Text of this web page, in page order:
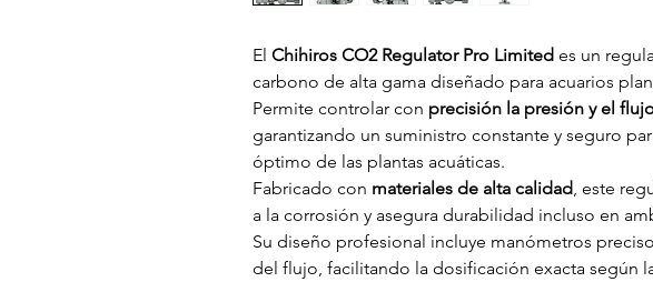
El Chihiros CO2 Regulator Pro Limited es un
carbono de alta gama diseñado para acuarios
Permite controlar con precisión la presión y el
garantizando un suministro constante y seguro
óptimo de las plantas acuáticas.
Fabricado con materiales de alta calidad, este
a la corrosión y asegura durabilidad incluso en
Su diseño profesional incluye manómetros
del flujo, facilitando la dosificación exacta según